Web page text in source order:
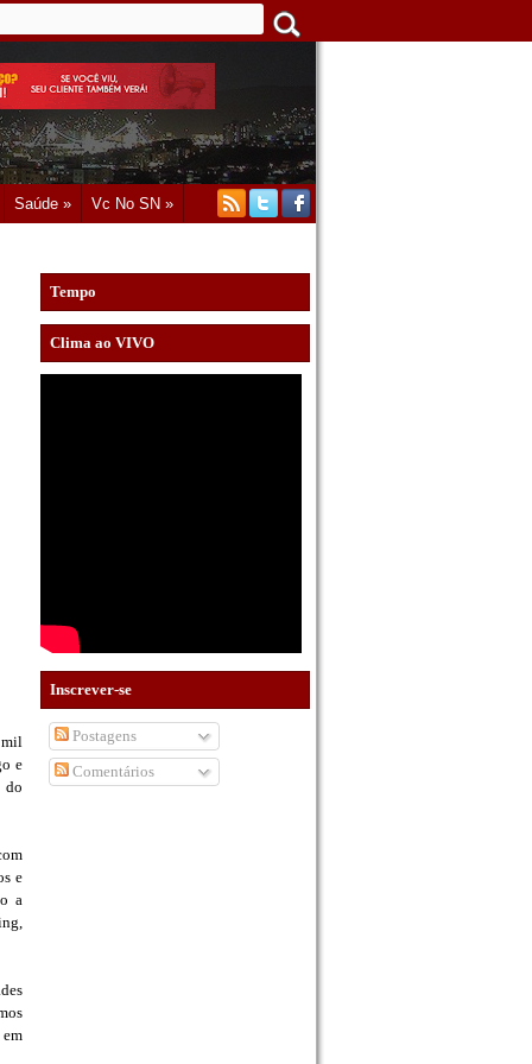
Saúde » Vc No SN »
mil
e
e
a
Tempo
Clima ao VIVO
Inscrever-se
Postagens
Comentários